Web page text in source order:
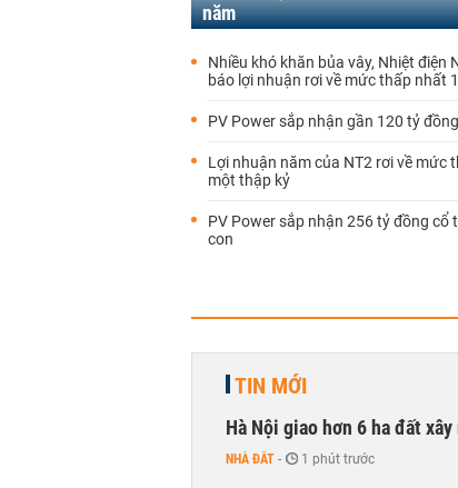
năm
Nhiều khó khăn bủa vây, Nhiệt điện
báo lợi nhuận rơi về mức thấp nhất
PV Power sắp nhận gần 120 tỷ
Lợi nhuận năm của NT2 rơi về mức
một thập kỷ
PV Power sắp nhận 256 tỷ đồng cổ
con
TIN MỚI
Hà Nội giao hơn 6 ha đất
NHÀ ĐẤT - 1 phút trước